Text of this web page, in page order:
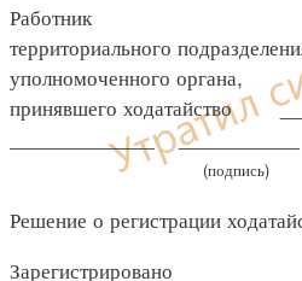
Работник
территориального
уполномоченного органа,
принявшего ходатайство
____________ __________
(подпись)
Решение о регистрации
Зарегистрировано